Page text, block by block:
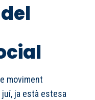
moviment
ja està estesa